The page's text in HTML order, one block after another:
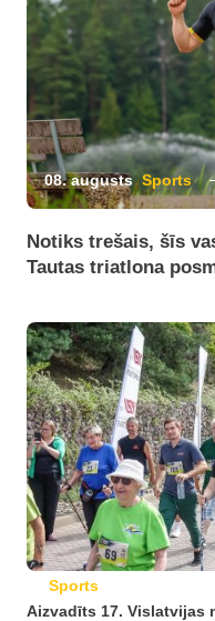
08. augusts Sports
Notiks trešais, šīs
Tautas triatlona
Sports
Aizvadīts 17. Vislatvijas